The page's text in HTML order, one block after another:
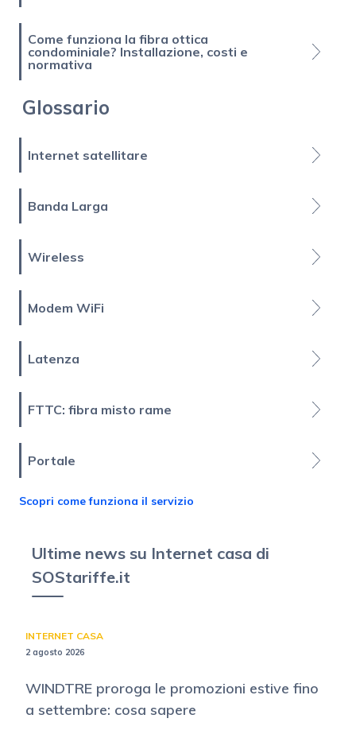
Come funziona la fibra ottica
condominiale? Installazione, costi e
normativa
Glossario
Internet satellitare
Banda Larga
Wireless
Modem WiFi
Latenza
FTTC: fibra misto rame
Portale
Scopri come funziona il servizio
Ultime news su Internet casa di
SOStariffe.it
INTERNET CASA
2 agosto 2026
WINDTRE proroga le promozioni estive fino
a settembre: cosa sapere